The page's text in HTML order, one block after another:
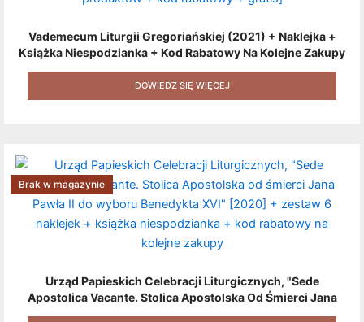
Vademecum Liturgii Gregoriańskiej (2021) + Naklejka +
Książka Niespodzianka + Kod Rabatowy Na Kolejne Zakupy
+ Gratis (książka W Formacie Elektronicznym) [zestaw 3
Produktów + Kod Rabatowy + Gratis]
DOWIEDZ SIĘ WIĘCEJ
Urząd Papieskich Celebracji Liturgicznych, "Sede
Apostolica Vacante. Stolica Apostolska Od Śmierci Jana
Pawła II Do Wyboru Benedykta XVI" [2020] + Zestaw 6
Brak w magazynie